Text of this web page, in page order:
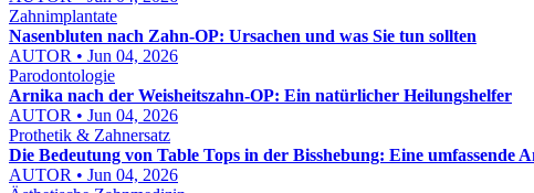
Zahnimplantate
Nasenbluten nach Zahn-OP: Ursachen und was Sie tun sollten
AUTOR • Jun 04, 2026
Parodontologie
Arnika nach der Weisheitszahn-OP: Ein natürlicher Heilungshelfer
AUTOR • Jun 04, 2026
Prothetik & Zahnersatz
Die Bedeutung von Table Tops in der Bisshebung: Eine umfassende
AUTOR • Jun 04, 2026